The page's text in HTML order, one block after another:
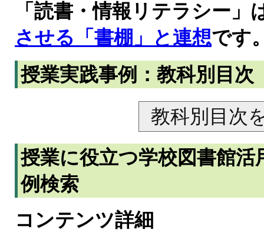
「読書・情報リテラシー」
させる「書棚」と連想です
授業実践事例：教科別目次
教科別目次
授業に役立つ学校図書館
例検索
コンテンツ詳細